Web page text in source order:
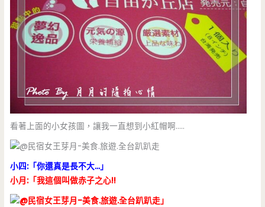
看著上面的小女孩圖，讓我一直想到小紅帽啊…..
小四:「你還真是長不大…」
小月:「我這個叫做赤子之心!!
」